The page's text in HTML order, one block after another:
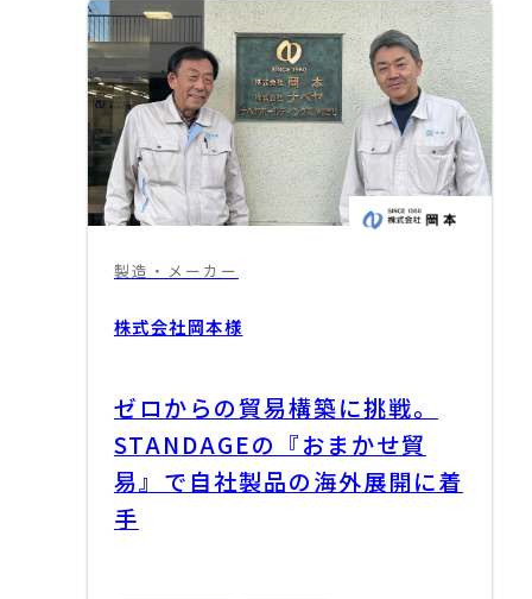
製造・メーカー
株式会社岡本様
ゼロからの貿易構築に挑戦。
STANDAGEの『おまかせ貿
易』で自社製品の海外展開に着
手